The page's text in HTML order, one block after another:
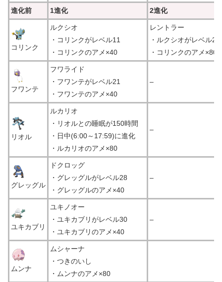
進化前 1進化 2進化
コリンク
ルクシオ
・コリンクがレベル11
・コリンクのアメ×40
レントラー
・ルクシオがレベル23
・コリンクのアメ×80
フワンテ
フワライド
・フワンテがレベル21
・フワンテのアメ×40
–
リオル
ルカリオ
・リオルとの睡眠が150時間
・日中(6:00～17:59)に進化
・ルカリオのアメ×80
–
グレッグル
ドクロッグ
・グレッグルがレベル28
・グレッグルのアメ×40
–
ユキカブリ
ユキノオー
・ユキカブリがレベル30
・ユキカブリのアメ×40
–
ムンナ
ムシャーナ
・つきのいし
・ムンナのアメ×80